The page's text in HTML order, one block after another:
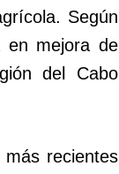
Según
en mejora de
del Cabo
recientes